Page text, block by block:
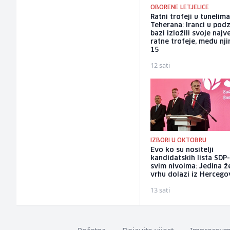
OBORENE LETJELICE
Ratni trofeji u tunelima
Teherana: Iranci u
bazi izložili svoje
ratne trofeje, među
15
12 sati
IZBORI U OKTOBRU
Evo ko su nositelji
kandidatskih lista
svim nivoima: Jedina
vrhu dolazi iz
13 sati